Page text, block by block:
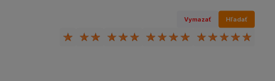
Vymazať Hľadať